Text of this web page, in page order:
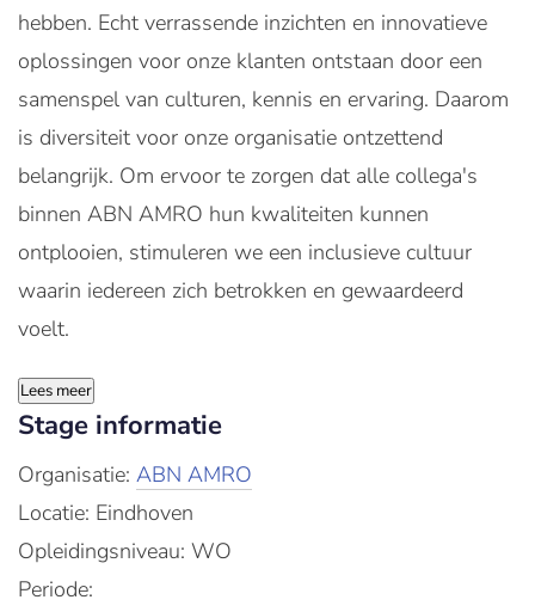
hebben. Echt verrassende inzichten en innovatieve
oplossingen voor onze klanten ontstaan door een
samenspel van culturen, kennis en ervaring. Daarom
is diversiteit voor onze organisatie ontzettend
belangrijk. Om ervoor te zorgen dat alle collega's
binnen ABN AMRO hun kwaliteiten kunnen
ontplooien, stimuleren we een inclusieve cultuur
waarin iedereen zich betrokken en gewaardeerd
voelt.
Lees meer
Stage informatie
Organisatie: ABN AMRO
Locatie: Eindhoven
Opleidingsniveau: WO
Periode: